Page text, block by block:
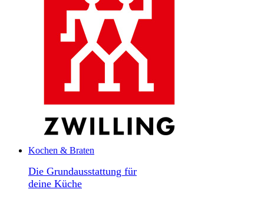
Kochen & Braten
Die Grundausstattung für
deine Küche